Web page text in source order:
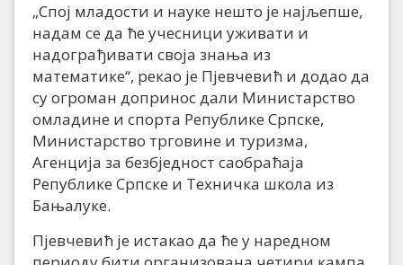
„Спој младости и науке нешто је најљепше,
надам се да ће учесници уживати и
надограђивати своја знања из
математике“, рекао је Пјевчевић и додао да
су огроман допринос дали Министарство
омладине и спорта Републике Српске,
Министарство трговине и туризма,
Агенција за безбједност саобраћаја
Републике Српске и Техничка школа из
Бањалуке.
Пјевчевић је истакао да ће у наредном